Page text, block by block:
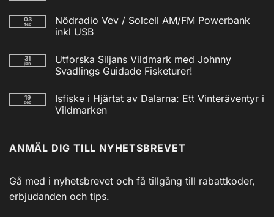
till
Isfiskecup
2025
03
feb
Nödradio Vev / Solcell AM/FM Powerbank
inkl USB
till
Nödradio
Vev
AM/FM
Powerbank
inkl
31
jan
Utforska Siljans Vildmark med Johnny
Svadlings Guidade Fisketurer!
till
Utforska
Siljans
Svadlings
Guidade
19
dec
Isfiske i Hjärtat av Dalarna: Ett Vinteräventyr i
Vildmarken
Isfiske
i
Dalarna:
Ett
Vinteräventyr
i
ANMÄL DIG TILL NYHETSBREVET
Gå med i nyhetsbrevet och få tillgång till rabattkoder,
erbjudanden och tips.